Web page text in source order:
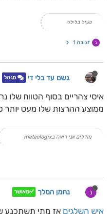
פעיל בלילה
נ תגובה 1
גשם עד בלי די מנהל
איסי צהריים בסוף הטווח שלו
ממוצע ההרצות שלו מעט יותר
מודלים אני רואה בmeteologix
נ נחמן המלך ✅מאושר
איש השלגים אז מתי תשתכנע